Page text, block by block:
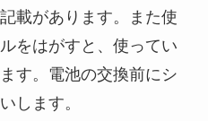
載があります。また使
をはがすと、使ってい
す。電池の交換前にシ
します。